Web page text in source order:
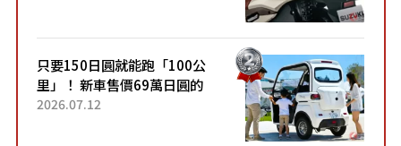
只要150日圓就能跑「100公
里」！ 新車售價69萬日圓的
「3人座」Trike大受歡迎！ 順
2026.07.12